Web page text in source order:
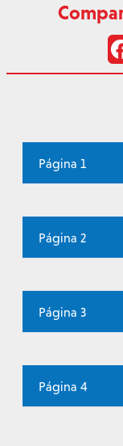
Página 1
Página 2
Página 3
Página 4